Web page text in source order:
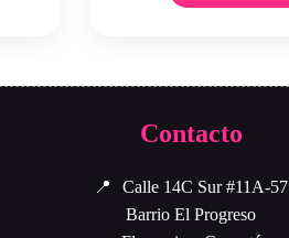
Contacto
📍
Calle 14C Sur #11A-57
Barrio El Progreso